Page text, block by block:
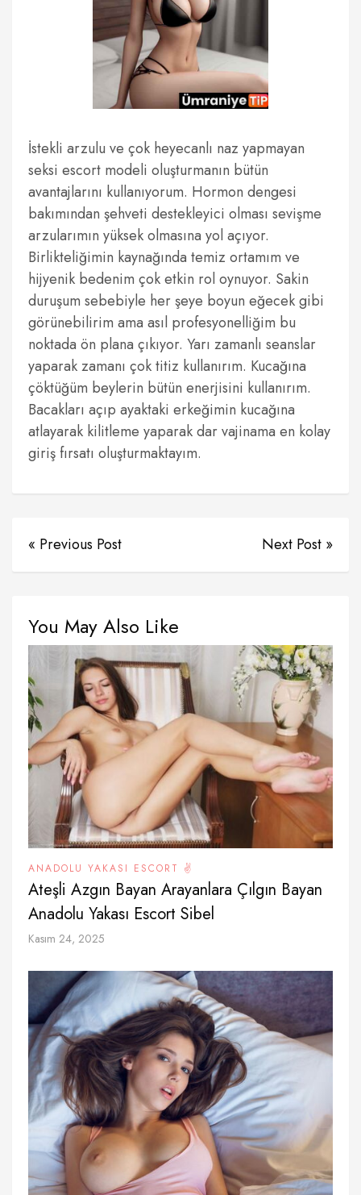
İstekli arzulu ve çok heyecanlı naz yapmayan
seksi escort modeli oluşturmanın bütün
avantajlarını kullanıyorum. Hormon dengesi
bakımından şehveti destekleyici olması sevişme
arzularımın yüksek olmasına yol açıyor.
Birlikteliğimin kaynağında temiz ortamım ve
hijyenik bedenim çok etkin rol oynuyor. Sakin
duruşum sebebiyle her şeye boyun eğecek gibi
görünebilirim ama asıl profesyonelliğim bu
noktada ön plana çıkıyor. Yarı zamanlı seanslar
yaparak zamanı çok titiz kullanırım. Kucağına
çöktüğüm beylerin bütün enerjisini kullanırım.
Bacakları açıp ayaktaki erkeğimin kucağına
atlayarak kilitleme yaparak dar vajinama en kolay
giriş fırsatı oluşturmaktayım.
« Previous Post Next Post »
You May Also Like
ANADOLU YAKASI ESCORT ✌️
Ateşli Azgın Bayan Arayanlara Çılgın Bayan
Anadolu Yakası Escort Sibel
Kasım 24, 2025